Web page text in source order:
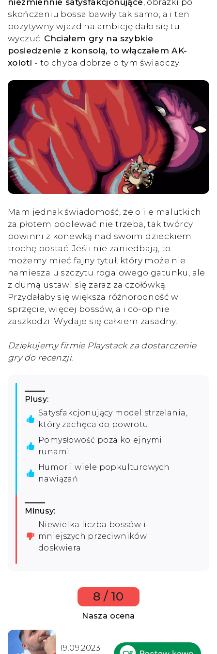
skończeniu bossa bawiły tak samo, a i ten
pozytywny wjazd na ambicję dało się tu
wyczuć. Chciałem gry na szybkie
posiedzenie z konsolą, to włączałem AK-
xolotl - to chyba dobrze o tym świadczy.
Mam jednak świadomość, że o ile malutkich
za płotem podlewać nie trzeba, tak twórcy
powinni z konewką nad swoim dzieckiem
trochę postać. Jeśli nie zaniedbają, to
możemy mieć fajny tytuł, który może nie
namiesza u szczytu rogalowego gatunku, ale
z dumą ustawi się zaraz za czołówką.
Przydałaby się większa różnorodność w
sprzęcie, więcej bossów, a i co-op nie
zaszkodzi. Wydaje się całkiem zasadny.
Dziękujemy firmie Playstack za dostarczenie
gry do recenzji.
Plusy:
Satysfakcjonujący model strzelania,
który zachęca do powrotu
Pomysłowość poza kolejnymi
runami
Humor i wiele popkulturowych
nawiązań
Minusy:
Niewielka liczba bossów i
mniejszych przeciwników
doskwiera
8 / 10
Nasza ocena
19.09.2023